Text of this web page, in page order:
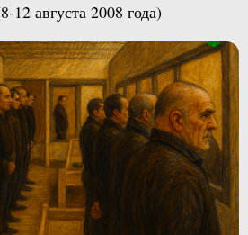
12 августа 2008 года)